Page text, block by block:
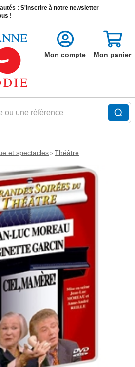
: S'inscrire à notre newsletter
!
ou une référence
Mon compte Mon panier
et spectacles > Théâtre